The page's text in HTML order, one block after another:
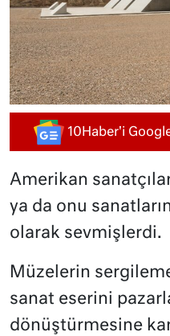
10Haber'i
Amerikan
ya da onu
olarak sevmişlerdi.
Müzelerin
sanat eserini
dönüştürmesine